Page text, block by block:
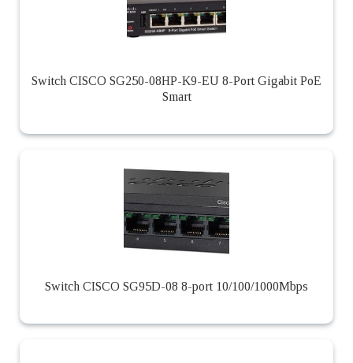
Switch CISCO SG250-08HP-K9-EU 8-Port Gigabit PoE
Smart
Switch CISCO SG95D-08 8-port 10/100/1000Mbps